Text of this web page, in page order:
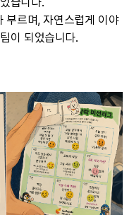
부르며, 자연스럽게 이야
이 되었습니다.